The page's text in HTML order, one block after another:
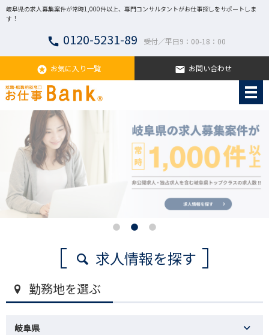
岐阜県の求人募集案件が常時1,000件以上、専門コンサルタントがお仕事探しをサポートしま
す！
call 0120-5231-89 受付／平日9：00-18：00
stars お気に入り一覧 email お問い合わせ
求人情報を探す
勤務地を選ぶ
岐阜県